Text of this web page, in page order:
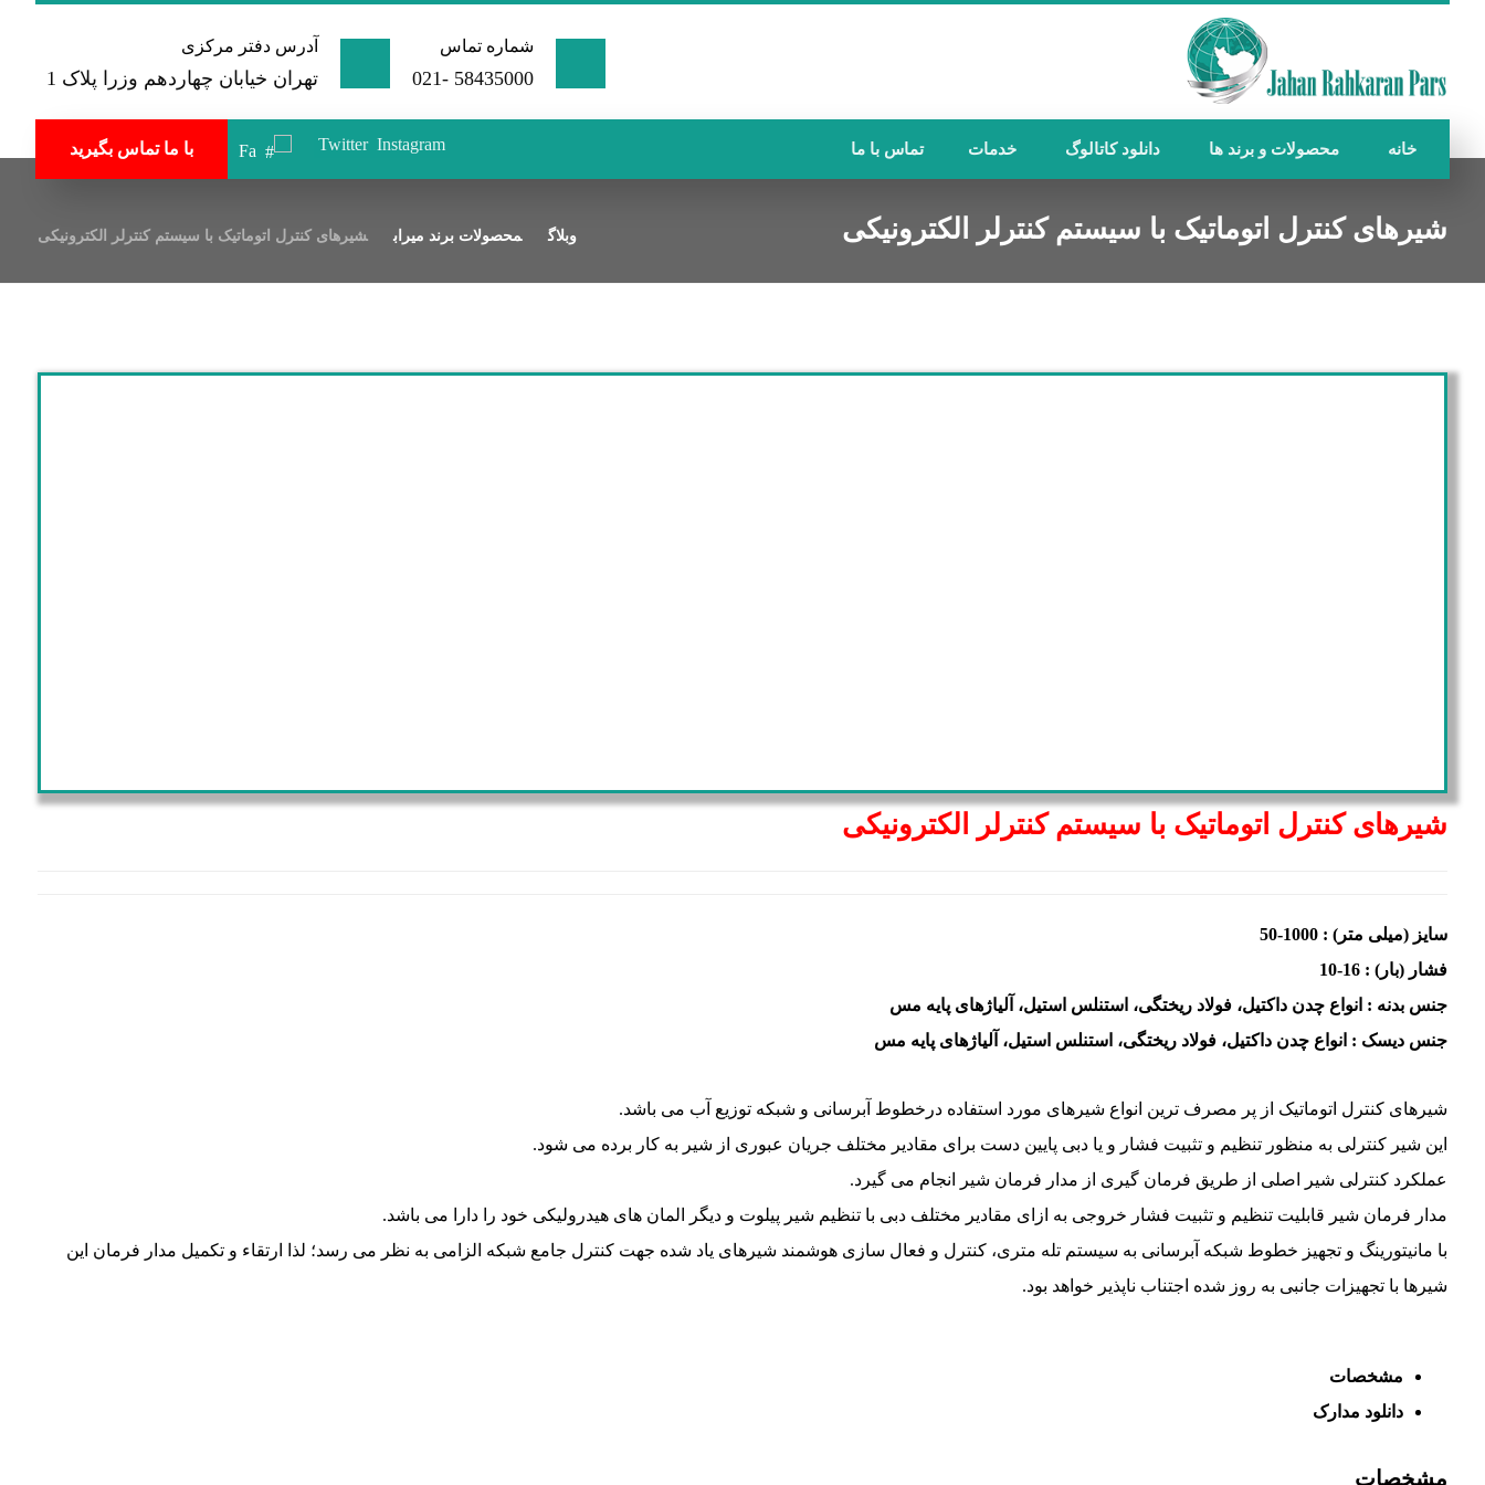
آدرس دفتر مرکزی
تهران خیابان چهاردهم وزرا پلاک 1
شماره تماس
58435000 -021
خانه محصولات و برند ها دانلود کاتالوگ خدمات تماس با ما با ما تماس بگیرید Fa Twitter Instagram
شیرهای کنترل اتوماتیک با سیستم کنترلر الکترونیکی وبلاگ محصولات برند میراب شیرهای کنترل اتوماتیک با سیستم کنترلر الکترونیکی
شیرهای کنترل اتوماتیک با سیستم کنترلر الکترونیکی
سایز (میلی متر) : 1000-50
فشار (بار) : 16-10
جنس بدنه : انواع چدن داکتیل، فولاد ریختگی، استنلس استیل، آلیاژهای پایه مس
جنس دیسک : انواع چدن داکتیل، فولاد ریختگی، استنلس استیل، آلیاژهای پایه مس
شیرهای کنترل اتوماتیک از پر مصرف ترین انواع شیرهای مورد استفاده درخطوط آبرسانی و شبکه توزیع آب می باشد.
این شیر کنترلی به منظور تنظیم و تثبیت فشار و یا دبی پایین دست برای مقادیر مختلف جریان عبوری از شیر به کار برده می شود.
عملکرد کنترلی شیر اصلی از طریق فرمان گیری از مدار فرمان شیر انجام می گیرد.
مدار فرمان شیر قابلیت تنظیم و تثبیت فشار خروجی به ازای مقادیر مختلف دبی با تنظیم شیر پیلوت و دیگر المان های هیدرولیکی خود را دارا می باشد.
با مانیتورینگ و تجهیز خطوط شبکه آبرسانی به سیستم تله متری، کنترل و فعال سازی هوشمند شیرهای یاد شده جهت کنترل جامع شبکه الزامی به نظر می رسد؛ لذا ارتقاء و تکمیل مدار فرمان این
شیرها با تجهیزات جانبی به روز شده اجتناب ناپذیر خواهد بود.
مشخصات
دانلود مدارک
مشخصات